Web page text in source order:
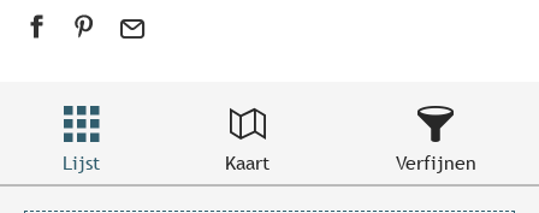
Lijst Kaart Verfijnen